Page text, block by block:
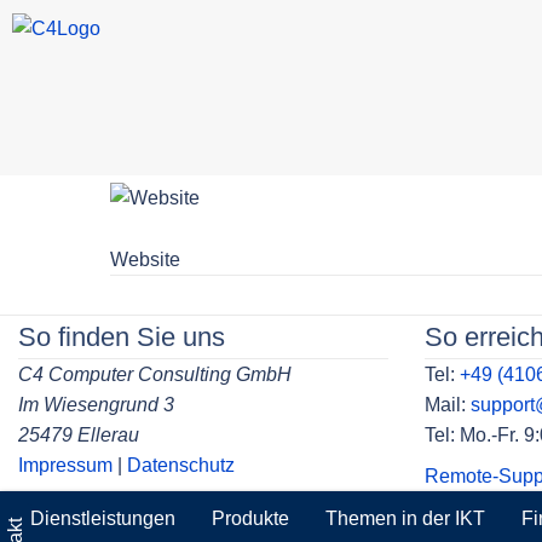
Website
So finden Sie uns
C4 Computer Consulting GmbH
Im Wiesengrund 3
25479 Ellerau
Impressum
Datenschutz
So
Tel: +49
Mail:
Tel: Mo.-Fr.
Remote-
Dienstleistungen Produkte Themen in der IKT